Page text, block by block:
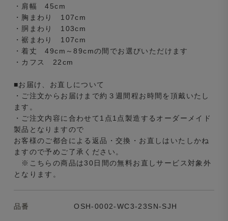
・肩幅 45cm
・胸まわり 107cm
・胴まわり 103cm
・裾まわり 107cm
・着丈 49cm～89cmの間でお選びいただけます
・カフス 22cm
■お届け、お直しについて
・ご注文からお届けまで約３週間程お時間を頂戴いたし
ます。
・ご注文内容に合わせて1点1点製造するオーダーメイド
製品となりますので
お客様のご都合による返品・交換・お直しはいたしかね
ますので予めご了承ください。
※こちらの商品は30日間の無料お直しサービス対象外
となります。
品番 OSH-0002-WC3-23SN-SJH